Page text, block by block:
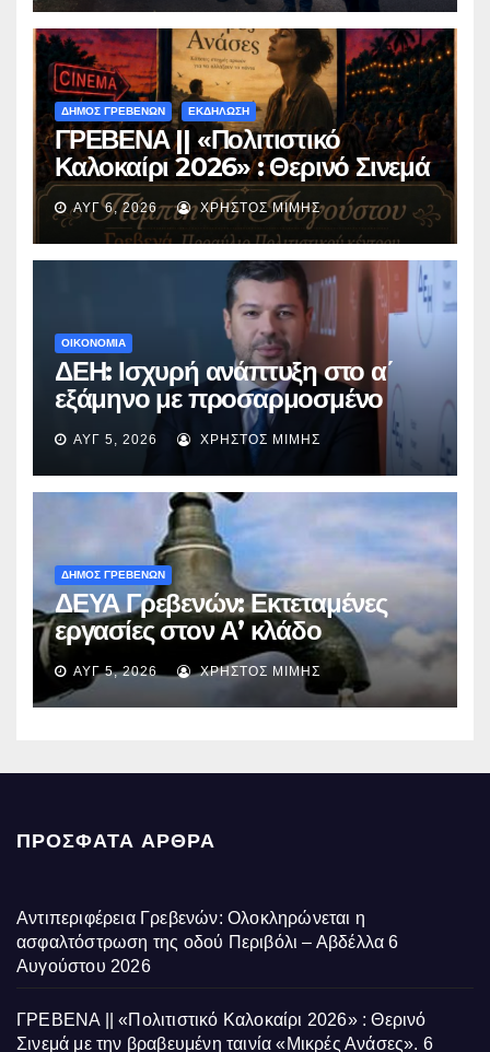
ΔΗΜΟΣ ΓΡΕΒΕΝΩΝ ΕΚΔΗΛΩΣΗ
ΓΡΕΒΕΝΑ || «Πολιτιστικό
Καλοκαίρι 2026» : Θερινό Σινεμά
με την βραβευμένη ταινία
«Μικρές Ανάσες».
ΑΥΓ 6, 2026 ΧΡΉΣΤΟΣ ΜΊΜΗΣ
ΟΙΚΟΝΟΜΙΑ
ΔΕΗ: Ισχυρή ανάπτυξη στο α΄
εξάμηνο με προσαρμοσμένο
EBITDA στα €1,2 δισ.
ΑΥΓ 5, 2026 ΧΡΉΣΤΟΣ ΜΊΜΗΣ
ΔΗΜΟΣ ΓΡΕΒΕΝΩΝ
ΔΕΥΑ Γρεβενών: Εκτεταμένες
εργασίες στον Α’ κλάδο
ύδρευσης – Ποιες περιοχές
επηρεάζονται την Πέμπτη
ΑΥΓ 5, 2026 ΧΡΉΣΤΟΣ ΜΊΜΗΣ
ΠΡΌΣΦΑΤΑ ΆΡΘΡΑ
Αντιπεριφέρεια Γρεβενών: Ολοκληρώνεται η
ασφαλτόστρωση της οδού Περιβόλι – Αβδέλλα 6
Αυγούστου 2026
ΓΡΕΒΕΝΑ || «Πολιτιστικό Καλοκαίρι 2026» : Θερινό
Σινεμά με την βραβευμένη ταινία «Μικρές Ανάσες». 6